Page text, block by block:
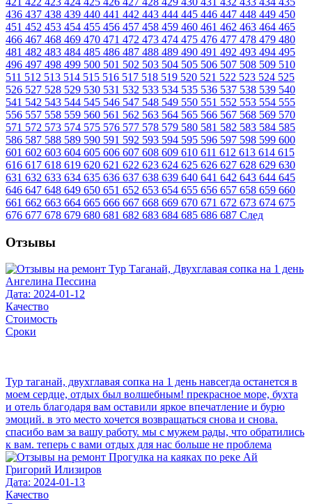
436 437 438 439 440 441 442 443 444 445 446 447 448 449 450
451 452 453 454 455 456 457 458 459 460 461 462 463 464 465
466 467 468 469 470 471 472 473 474 475 476 477 478 479 480
481 482 483 484 485 486 487 488 489 490 491 492 493 494 495
496 497 498 499 500 501 502 503 504 505 506 507 508 509 510
511 512 513 514 515 516 517 518 519 520 521 522 523 524 525
526 527 528 529 530 531 532 533 534 535 536 537 538 539 540
541 542 543 544 545 546 547 548 549 550 551 552 553 554 555
556 557 558 559 560 561 562 563 564 565 566 567 568 569 570
571 572 573 574 575 576 577 578 579 580 581 582 583 584 585
586 587 588 589 590 591 592 593 594 595 596 597 598 599 600
601 602 603 604 605 606 607 608 609 610 611 612 613 614 615
616 617 618 619 620 621 622 623 624 625 626 627 628 629 630
631 632 633 634 635 636 637 638 639 640 641 642 643 644 645
646 647 648 649 650 651 652 653 654 655 656 657 658 659 660
661 662 663 664 665 666 667 668 669 670 671 672 673 674 675
676 677 678 679 680 681 682 683 684 685 686 687 След
Отзывы
Ангелина Пессина
Дата: 2024-01-12
Качество
Стоимость
Сроки
Тур таганай, двухглавая сопка на 1 день навсегда останется в
моем сердце, отдых был волшебным! прекрасное море, бухта
и отель благодаря вам оставили яркое впечатление и бурю
эмоций. в это место хочется возвращаться снова и снова.
спасибо вам за вашу работу. мы с мужем рады, что обратились
к вам. теперь с вами отдых для нас больше не проблема
Григорий Илизиров
Дата: 2024-01-13
Качество